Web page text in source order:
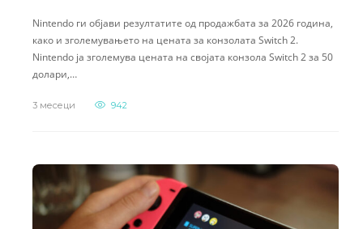
Nintendo ги објави резултатите од продажбата за 2026 година,
како и зголемувањето на цената за конзолата Switch 2.
Nintendo ја зголемува цената на својата конзола Switch 2 за 50
долари,…
3 месеци 942